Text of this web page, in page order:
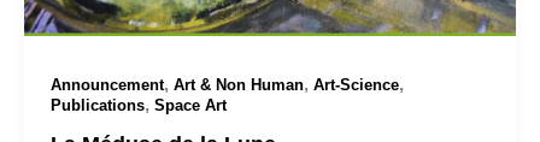
Announcement, Art & Non Human, Art-Science,
Publications, Space Art